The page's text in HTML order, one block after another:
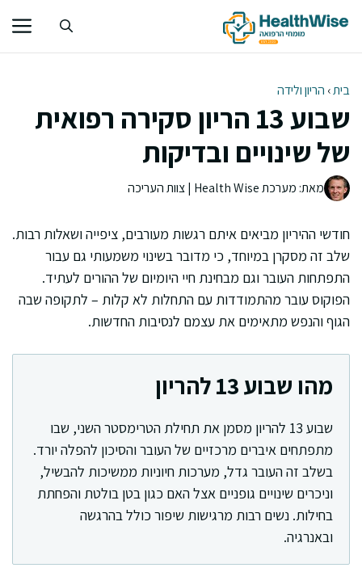
לתוכן
בית› הריון ולידה
שבוע 13 הריון סקירה רפואית
של שינויים ובדיקות
מאת: מערכת Health Wise | צוות העריכה
חודשי ההיריון מביאים איתם רגשות מעורבים, ציפייה ושאלות רבות.
שלב זה מסקרן במיוחד, כי מדובר בשינוי משמעותי גם עבור
התפתחות העובר וגם מבחינת חיי היומיום של ההורים לעתיד.
הפוקוס עובר מהתמודדות עם התחלות לא קלות – לתקופה שבה
הגוף והנפש מתאימים את עצמם לנסיבות החדשות.
מהו שבוע 13 להריון
שבוע 13 להריון מסמן את תחילת הטרימסטר השני, שבו
מתפתחים איברים מרכזיים של העובר והסיכון להפלה יורד.
בשלב זה העובר גדל, מערכות חיוניות ממשיכות להבשיל,
וניכרים שינויים גופניים אצל האם כגון בטן בולטת והפחתת
בחילות. נשים רבות מרגישות שיפור כולל בהרגשה
ובאנרגיה.